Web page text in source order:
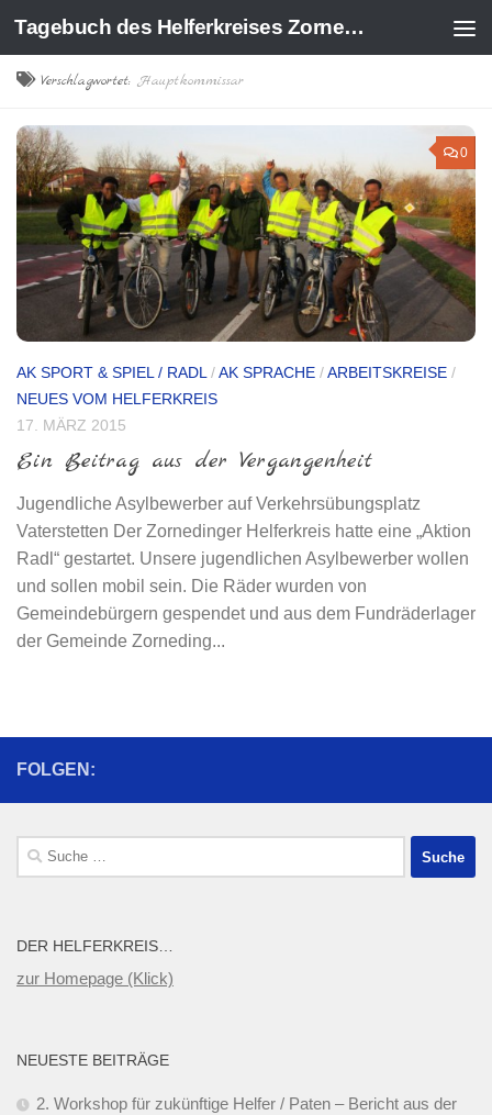
Zum Inhalt springen Tagebuch des Helferkreises Zorneding
Verschlagwortet:Hauptkommissar
0
AK SPORT & SPIEL / RADL /AK SPRACHE /ARBEITSKREISE /
NEUES VOM HELFERKREIS
17. MÄRZ 2015
Ein Beitrag aus der Vergangenheit
Jugendliche Asylbewerber auf Verkehrsübungsplatz
Vaterstetten Der Zornedinger Helferkreis hatte eine „Aktion
Radl“ gestartet. Unsere jugendlichen Asylbewerber wollen
und sollen mobil sein. Die Räder wurden von
Gemeindebürgern gespendet und aus dem Fundräderlager
der Gemeinde Zorneding...
FOLGEN:
Suche
nach:
DER HELFERKREIS…
zur Homepage (Klick)
NEUESTE BEITRÄGE
2. Workshop für zukünftige Helfer / Paten – Bericht aus der